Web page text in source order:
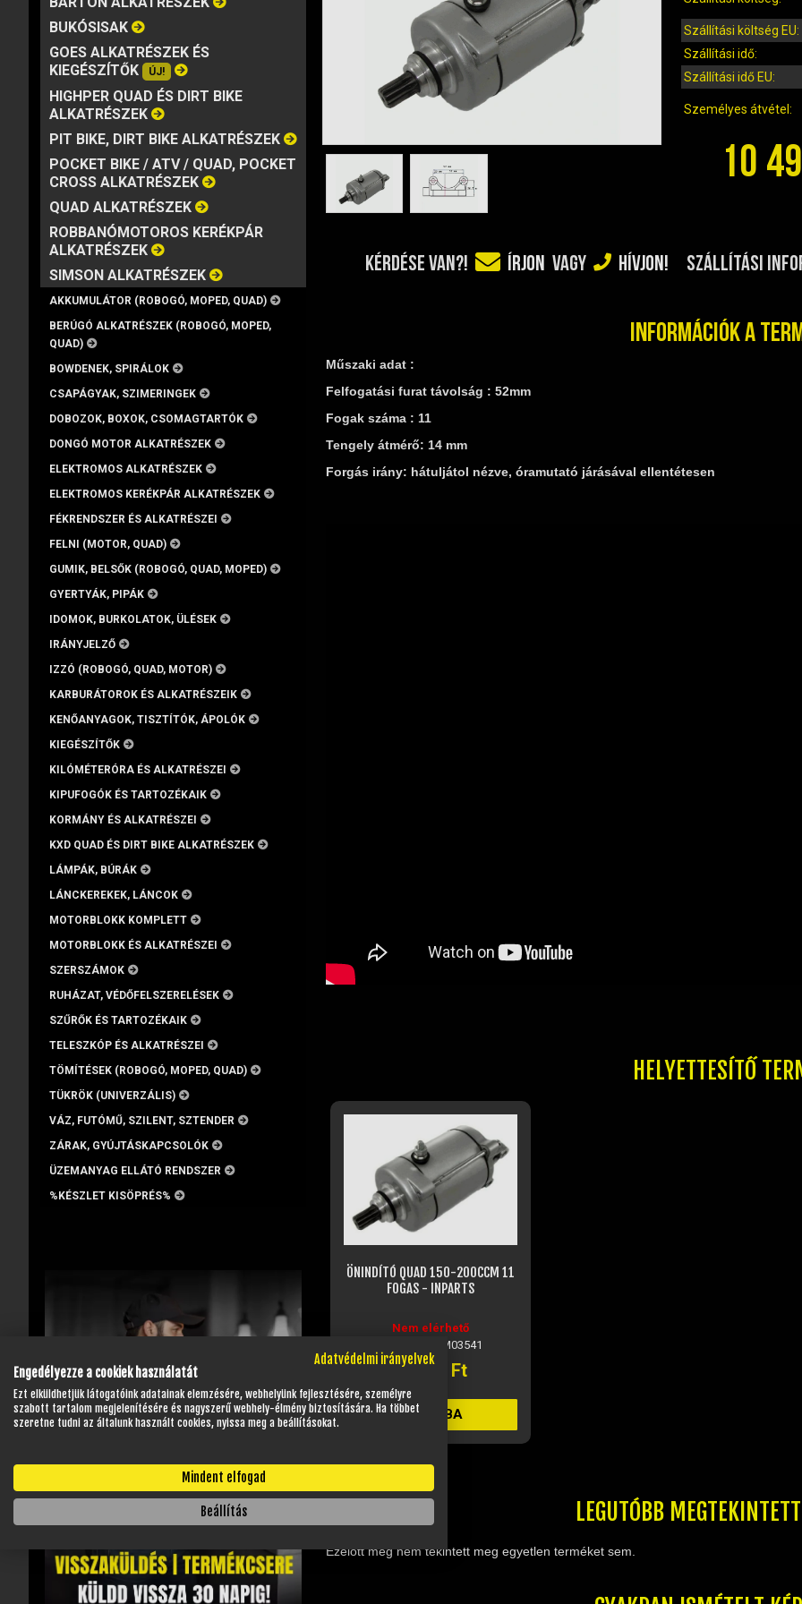
MÁRKA VISZKOZITÁS
BUKÓSISAK
GOES ALKATRÉSZEK ÉS
KIEGÉSZÍTŐK
ÚJ!
HIGHPER QUAD ÉS DIRT BIKE
ALKATRÉSZEK
PIT BIKE, DIRT BIKE ALKATRÉSZEK
POCKET BIKE / ATV / QUAD, POCKET
CROSS ALKATRÉSZEK
QUAD ALKATRÉSZEK
ROBBANÓMOTOROS KERÉKPÁR
ALKATRÉSZEK
SIMSON ALKATRÉSZEK
AKKUMULÁTOR (ROBOGÓ, MOPED, QUAD)
BERÚGÓ ALKATRÉSZEK (ROBOGÓ, MOPED,
QUAD)
BOWDENEK, SPIRÁLOK
CSAPÁGYAK, SZIMERINGEK
DOBOZOK, BOXOK, CSOMAGTARTÓK
DONGÓ MOTOR ALKATRÉSZEK
ELEKTROMOS ALKATRÉSZEK
ELEKTROMOS KERÉKPÁR ALKATRÉSZEK
FÉKRENDSZER ÉS ALKATRÉSZEI
FELNI (MOTOR, QUAD)
GUMIK, BELSŐK (ROBOGÓ, QUAD, MOPED)
GYERTYÁK, PIPÁK
IDOMOK, BURKOLATOK, ÜLÉSEK
IRÁNYJELZŐ
IZZÓ (ROBOGÓ, QUAD, MOTOR)
KARBURÁTOROK ÉS ALKATRÉSZEIK
KENŐANYAGOK, TISZTÍTÓK, ÁPOLÓK
KIEGÉSZÍTŐK
KILÓMÉTERÓRA ÉS ALKATRÉSZEI
KIPUFOGÓK ÉS TARTOZÉKAIK
KORMÁNY ÉS ALKATRÉSZEI
KXD QUAD ÉS DIRT BIKE ALKATRÉSZEK
LÁMPÁK, BÚRÁK
LÁNCKEREKEK, LÁNCOK
MOTORBLOKK KOMPLETT
MOTORBLOKK ÉS ALKATRÉSZEI
SZERSZÁMOK
RUHÁZAT, VÉDŐFELSZERELÉSEK
SZŰRŐK ÉS TARTOZÉKAIK
TELESZKÓP ÉS ALKATRÉSZEI
TÖMÍTÉSEK (ROBOGÓ, MOPED, QUAD)
TÜKRÖK (UNIVERZÁLIS)
VÁZ, FUTÓMŰ, SZILENT, SZTENDER
ZÁRAK, GYÚJTÁSKAPCSOLÓK
ÜZEMANYAG ELLÁTÓ RENDSZER
%KÉSZLET KISÖPRÉS%
Szállítási költség EU:
Szállítási idő:
Szállítási idő EU:
Személyes átvétel:
10
KÉRDÉSE VAN?! ÍRJON VAGY HÍVJON! SZÁLLÍTÁSI
Információk a
Műszaki adat :
Felfogatási furat távolság : 52mm
Fogak száma : 11
Tengely átmérő: 14 mm
Forgás irány: hátuljátol nézve, óramutató járásával ellentétesen
HELYETTESÍTŐ
ÖNINDÍTÓ QUAD 150-200CCM 11
FOGAS - INPARTS
Nem elérhető
Cikkszám: JM03541
14 740 Ft
KOSÁRBA
LEGUTÓBB
Ezelőtt még nem tekintett meg egyetlen terméket sem.
Adatvédelmi irányelvek
Engedélyezze a cookiek használatát
Ezt elküldhetjük látogatóink adatainak elemzésére, webhelyünk fejlesztésére, személyre
szabott tartalom megjelenítésére és nagyszerű webhely-élmény biztosítására. Ha többet
szeretne tudni az általunk használt cookies, nyissa meg a beállításokat.
Mindent elfogad
Beállítás